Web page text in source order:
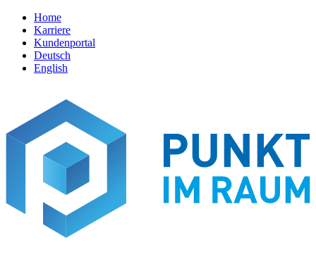
Home
Karriere
Kundenportal
Deutsch
English